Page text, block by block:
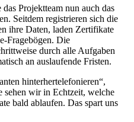
Projektteam nun auch das
Seitdem registrieren sich die
ihre Daten, laden Zertifikate
Fragebögen. Die
durch alle Aufgaben
an auslaufende Fristen.
hinterhertelefonieren“,
sehen wir in Echtzeit, welche
bald ablaufen. Das spart uns